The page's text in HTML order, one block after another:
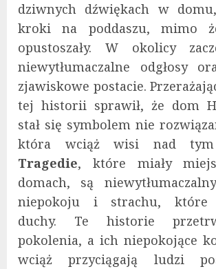
dziwnych dźwiękach w
kroki na poddaszu, mimo
opustoszały. W okolicy
niewytłumaczalne odgłosy
zjawiskowe postacie.
tej historii sprawił, że dom
stał się symbolem nie
która wciąż wisi nad tym
Tragedie, które miały
domach, są
niepokoju i strachu, które
duchy. Te historie
pokolenia, a ich niepokojące
wciąż przyciągają ludzi